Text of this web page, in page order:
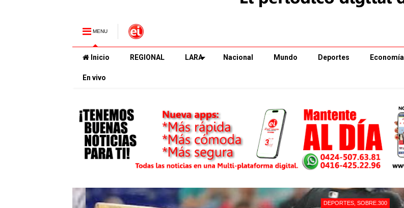
MENU
Inicio REGIONAL LARA Nacional Mundo Deportes Economía
En vivo
DEPORTES,SOBRE.300